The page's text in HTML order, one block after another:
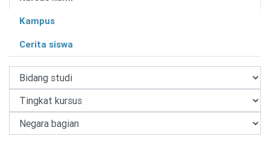
Kampus
Cerita siswa